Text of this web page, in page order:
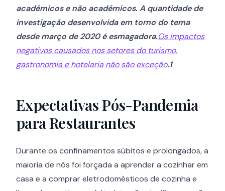
académicos e não académicos. A quantidade de
investigação desenvolvida em torno do tema
desde março de 2020 é esmagadora.Os impactos
negativos causados nos setores do turismo,
gastronomia e hotelaria não são exceção.1
Expectativas Pós-Pandemia
para Restaurantes
Durante os confinamentos súbitos e prolongados, a
maioria de nós foi forçada a aprender a cozinhar em
casa e a comprar eletrodomésticos de cozinha e